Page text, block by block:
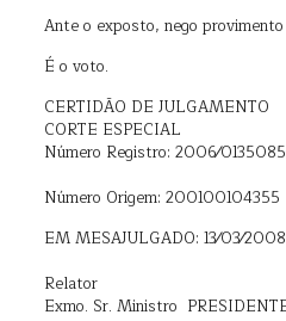
Ante o exposto, nego
É o voto.
CERTIDÃO DE JULGAMENTO
CORTE ESPECIAL
Número Registro:
Número Origem: 200100104355
EM MESAJULGADO: 13⁄03⁄2008
Relator
Exmo. Sr. Ministro